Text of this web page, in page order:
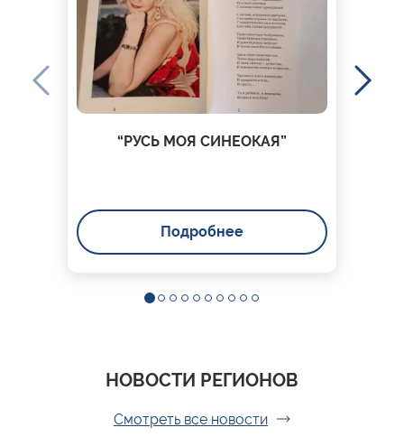
“РУСЬ МОЯ СИНЕОКАЯ”
Подробнее
НОВОСТИ РЕГИОНОВ
Смотреть все новости